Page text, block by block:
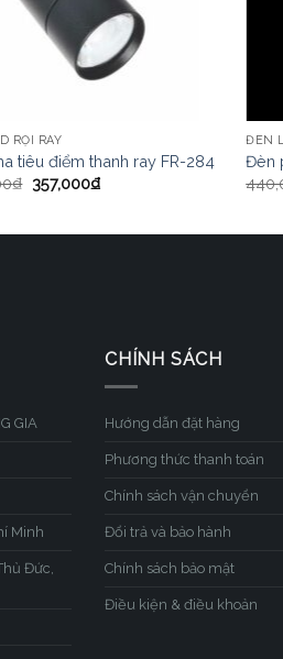
RỌI RAY
tiêu điểm thanh ray FR-284
₫ 357,000₫
ĐÈN
Đèn
GIA
Minh
Đức,
CHÍNH SÁCH
Hướng dẫn đặt hàng
Phương thức thanh toán
Chính sách vận chuyển
Đổi trả và bảo hành
Chính sách bảo mật
Điều kiện & điều khoản